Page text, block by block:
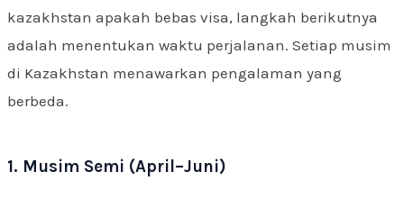
kazakhstan apakah bebas visa, langkah berikutnya
adalah menentukan waktu perjalanan. Setiap musim
di Kazakhstan menawarkan pengalaman yang
berbeda.
1. Musim Semi (April–Juni)